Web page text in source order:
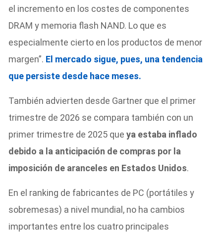
el incremento en los costes de componentes
DRAM y memoria flash NAND. Lo que es
especialmente cierto en los productos de menor
margen”. El mercado sigue, pues, una tendencia
que persiste desde hace meses.
También advierten desde Gartner que el primer
trimestre de 2026 se compara también con un
primer trimestre de 2025 que ya estaba inflado
debido a la anticipación de compras por la
imposición de aranceles en Estados Unidos.
En el ranking de fabricantes de PC (portátiles y
sobremesas) a nivel mundial, no ha cambios
importantes entre los cuatro principales